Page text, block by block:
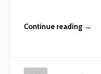
Continue reading →